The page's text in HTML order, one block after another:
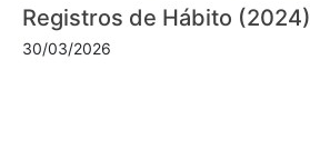
Registros de Hábito (2024)
30/03/2026